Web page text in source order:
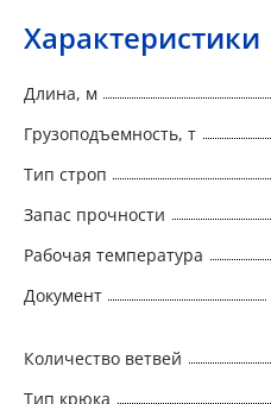
Характеристики
Длина, м
Грузоподъемность, т
Тип строп
Запас прочности
Рабочая температура
Документ
Количество ветвей
Тип крюка